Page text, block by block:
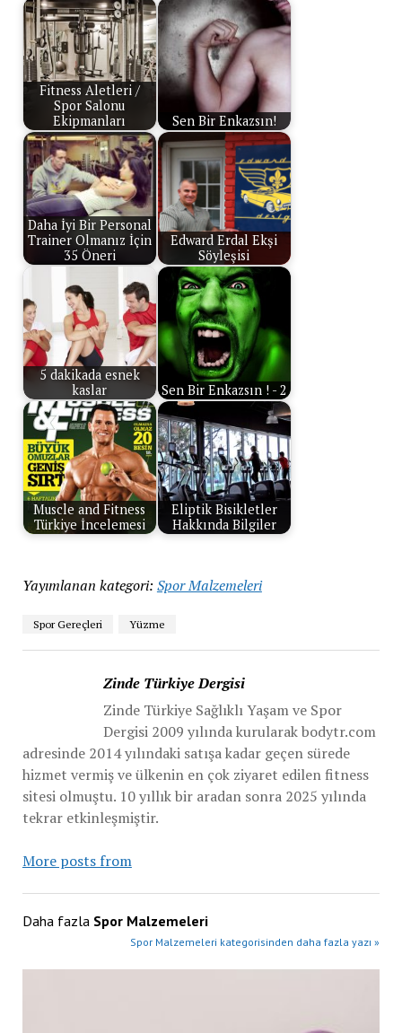
Fitness Aletleri /
Spor Salonu
Ekipmanları
Sen Bir Enkazsın!
Daha İyi Bir Personal
Trainer Olmanız İçin
35 Öneri
Edward Erdal Ekşi
Söyleşisi
5 dakikada esnek
kaslar
Sen Bir Enkazsın ! - 2
Muscle and Fitness
Türkiye İncelemesi
Eliptik Bisikletler
Hakkında Bilgiler
Yayımlanan kategori: Spor Malzemeleri
Spor Gereçleri Yüzme
Zinde Türkiye Dergisi
Zinde Türkiye Sağlıklı Yaşam ve Spor
Dergisi 2009 yılında kurularak bodytr.com
adresinde 2014 yılındaki satışa kadar geçen sürede
hizmet vermiş ve ülkenin en çok ziyaret edilen fitness
sitesi olmuştu. 10 yıllık bir aradan sonra 2025 yılında
tekrar etkinleşmiştir.
More posts from
Daha fazla Spor Malzemeleri
Spor Malzemeleri kategorisinden daha fazla yazı »